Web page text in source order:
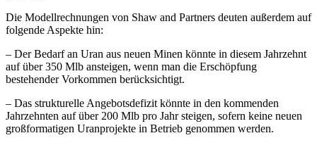
Die Modellrechnungen von Shaw and Partners deuten außerdem auf
folgende Aspekte hin:
– Der Bedarf an Uran aus neuen Minen könnte in diesem Jahrzehnt
auf über 350 Mlb ansteigen, wenn man die Erschöpfung
bestehender Vorkommen berücksichtigt.
– Das strukturelle Angebotsdefizit könnte in den kommenden
Jahrzehnten auf über 200 Mlb pro Jahr steigen, sofern keine neuen
großformatigen Uranprojekte in Betrieb genommen werden.